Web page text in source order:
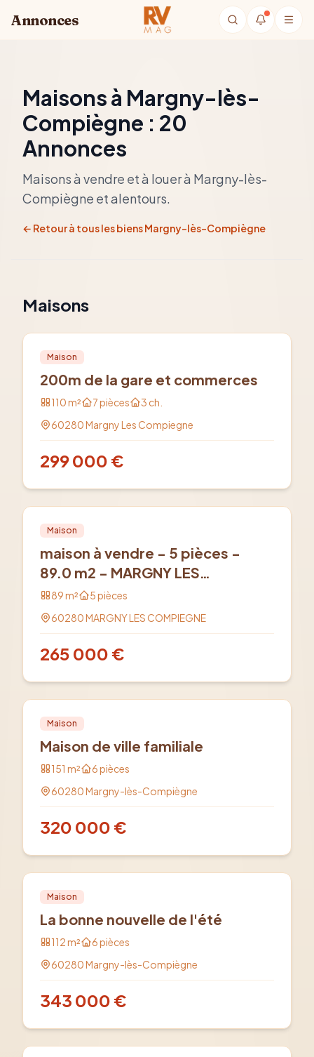
Annonces
Maisons à Margny-lès-
Compiègne : 20
Annonces
Maisons à vendre et à louer à Margny-lès-
Compiègne et alentours.
← Retour à tous les biensMargny-lès-Compiègne
Maisons
Vente PRO
Maison
200m de la gare et commerces
110m² 7pièces 3 ch.
60280Margny Les Compiegne
299 000 €
Vente PRO
Maison
maison à vendre - 5 pièces -
89.0 m2 - MARGNY LES
COMPIEGNE
89m² 5pièces
60280MARGNY LES COMPIEGNE
265 000 €
Vente PRO
Maison
Maison de ville familiale
151 m² 6pièces
60280Margny-lès-Compiègne
320 000 €
Vente PRO
Maison
La bonne nouvelle de l'été
112m² 6pièces
60280Margny-lès-Compiègne
343 000 €